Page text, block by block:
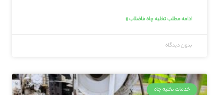
ادامه مطلب تخلیه چاه فاضلاب »
بدون دیدگاه
خدمات تخلیه چاه